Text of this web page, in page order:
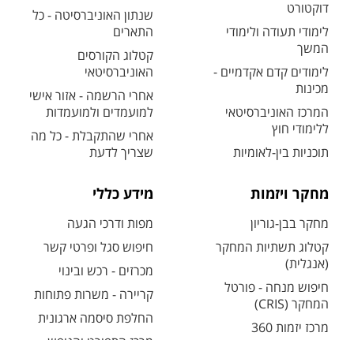
דוקטורט
לימודי תעודה ולימודי
המשך
לימודים קדם אקדמיים -
מכינות
המרכז האוניברסיטאי
ללימודי חוץ
תוכניות בין-לאומיות
שנתון האוניברסיטה - כל
התארים
קטלוג הקורסים
האוניברסיטאי
אחרי הרשמה - אזור אישי
למועמדים ולמועמדות
אחרי שהתקבלת - כל מה
שצריך לדעת
מחקר ויזמות
מחקר בבן-גוריון
קטלוג תשתיות המחקר
(אנגלית)
חיפוש מנחה - פורטל
המחקר (CRIS)
מרכז יזמות 360
מידע כללי
מפות ודרכי הגעה
חיפוש סגל ופרטי קשר
מכרזים - רכש ובינוי
קריירה - משרות פתוחות
החלפת סיסמה ארגונית